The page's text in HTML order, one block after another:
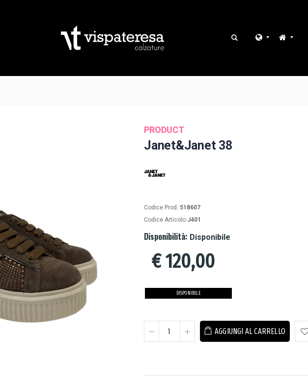
PRODUCT
Janet&Janet 38
Codice Prod.:518607
Codice Articolo:J401
Disponibilità: Disponibile
€120,00
DISPONIBILE
AGGIUNGI AL CARRELLO